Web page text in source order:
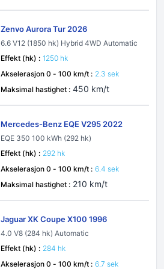
Zenvo Aurora Tur 2026
6.6 V12 (1850 hk) Hybrid 4WD Automatic
Effekt (hk) : 1250 hk
Akselerasjon 0 - 100 km/t : 2.3 sek
Maksimal hastighet : 450 km/t
Mercedes-Benz EQE V295 2022
EQE 350 100 kWh (292 hk)
Effekt (hk) : 292 hk
Akselerasjon 0 - 100 km/t : 6.4 sek
Maksimal hastighet : 210 km/t
Jaguar XK Coupe X100 1996
4.0 V8 (284 hk) Automatic
Effekt (hk) : 284 hk
Akselerasjon 0 - 100 km/t : 6.7 sek